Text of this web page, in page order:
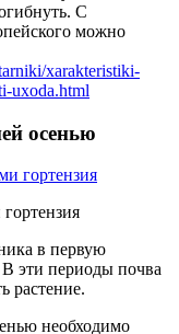
С
можно
xarakteristiki-
uxoda.html
осенью
в первую
эти периоды почва
растение.
необходимо